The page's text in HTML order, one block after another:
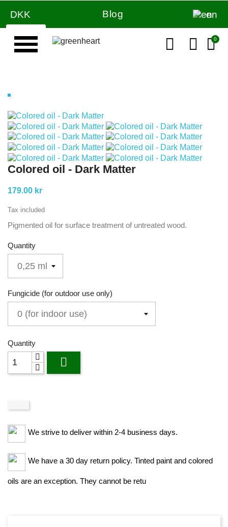
DKK Blog en
Colored oil - Dark Matter
179.00 kr
Tax included
Pigmented oil for surface treatment of untreated wood.
Quantity
Fungicide (for outdoor use only)
Quantity

We strive to deliver within 2-4 business days.
We have a 30 day return policy. Tinted paint and colored
oils are an exception. They cannot be retu